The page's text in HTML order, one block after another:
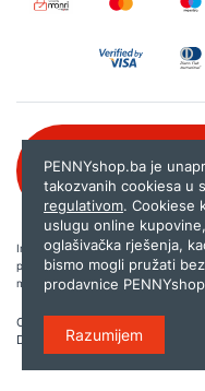
080 020
Internet trgovina PENNYshop.ba
podatke. Ako na našoj stranici
molimo vas da nam to javite na
Copyright © 2026.
Dizajn i programiranje:
PENNYshop.ba je
takozvanih cookiesa u
regulativom. Cookiese
uslugu online
oglašivačka rješenja,
bismo mogli pružati
prodavnice
Razumijem